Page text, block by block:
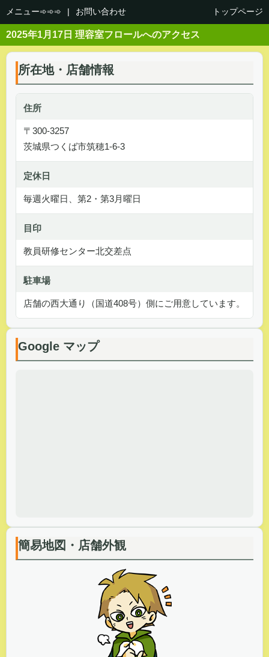
メニュー➾➾➾ | お問い合わせ トップページ
2025年1月17日 理容室フロールへのアクセス
所在地・店舗情報
住所
〒300-3257
茨城県つくば市筑穂1-6-3
定休日
毎週火曜日、第2・第3月曜日
目印
教員研修センター北交差点
駐車場
店舗の西大通り（国道408号）側にご用意しています。
Google マップ
簡易地図・店舗外観